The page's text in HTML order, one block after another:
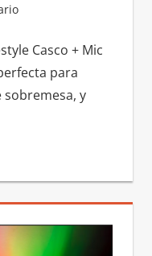
Casco + Mic
para
y